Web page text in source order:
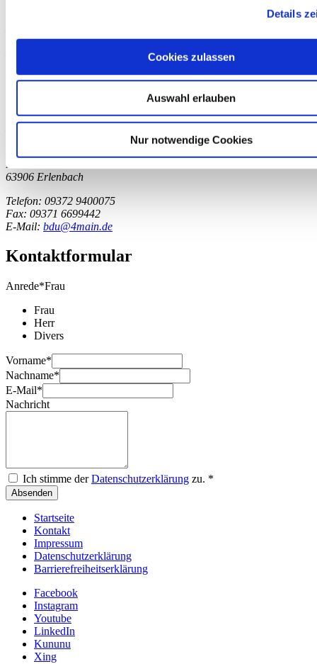
Details
Cookies zulassen
Auswahl erlauben
Nur notwendige Cookies
63897 Miltenberg
Fax: 09371 6699442
E-Mail:bdu@4main.de
Bahnstraße 22
63906 Erlenbach
Telefon: 09372 9400075
Fax: 09371 6699442
E-Mail: bdu@4main.de
Kontaktformular
Anrede*Frau
Frau
Herr
Divers
Vorname*
Nachname*
E-Mail*
Nachricht
Ich stimme derDatenschutzerklärung zu. *
Absenden
Startseite
Kontakt
Impressum
Datenschutzerklärung
Barrierefreiheitserklärung
Facebook
Instagram
Youtube
LinkedIn
Kununu
Xing